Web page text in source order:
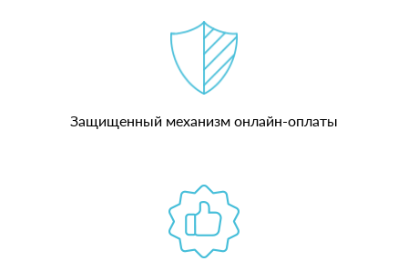
Защищенный механизм онлайн-оплаты